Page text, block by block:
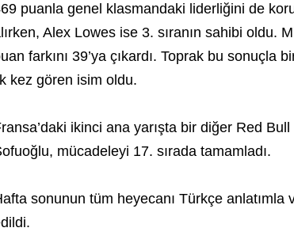
puanla genel klasmandaki liderliğini de
Alex Lowes ise 3. sıranın sahibi oldu.
farkını 39’ya çıkardı. Toprak bu sonuçla
kez gören isim oldu.
ikinci ana yarışta bir diğer Red
mücadeleyi 17. sırada tamamladı.
sonunun tüm heyecanı Türkçe